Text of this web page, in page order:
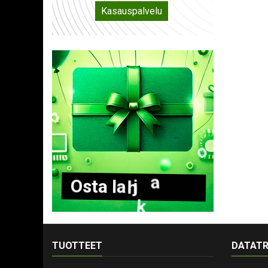
Kasauspalvelu
Osta lahj ak
TUOTTEET